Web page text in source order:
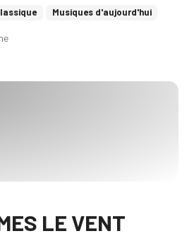
Musiques d'aujourd'hui
LE VENT